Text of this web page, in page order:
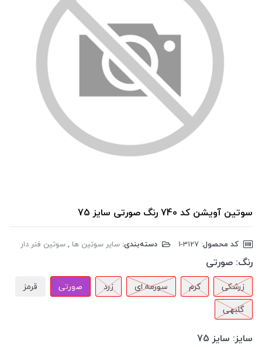
سوتین آویشن کد 740 رنگ صورتی سایز 75
کد محصول: دسته‌بندی: سایر سوتین ها ,سوتین فنر دار
رنگ: صورتی
زرشکی کرم سورمه ای زرد صورتی
قرمز
گلبهی
سایز: سایز 75